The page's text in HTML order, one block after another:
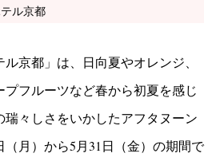
ル京都
ル京都」は、日向夏やオレンジ、
フルーツなど春から初夏を感じ
瑞々しさをいかしたアフタヌーン
（月）から5月31日（金）の期間で